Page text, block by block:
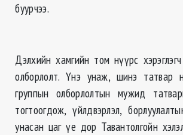
буурчээ.
Дэлхийн хамгийн том нүүрс
олборлолт. Үнэ унаж, шинэ татвар
группын олборлолтын мужид
тогтоогдож, үйлдвэрлэл,
унасан цаг үе дор Тавантолгойн